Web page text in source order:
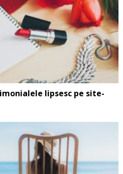
lipsesc pe site-